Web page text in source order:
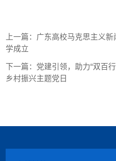
上一篇： 广东高校马克思主义
学成立
下一篇： 党建引领，助力“双百
乡村振兴主题党日